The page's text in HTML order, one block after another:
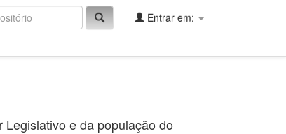
Entrar em:
e da população do